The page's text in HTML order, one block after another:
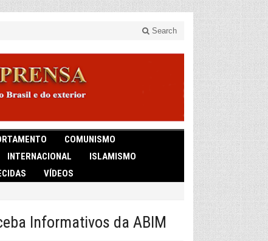
Search
COMUNISMO
INTERNACIONAL
ISLAMISMO
VÍDEOS
Informativos da ABIM